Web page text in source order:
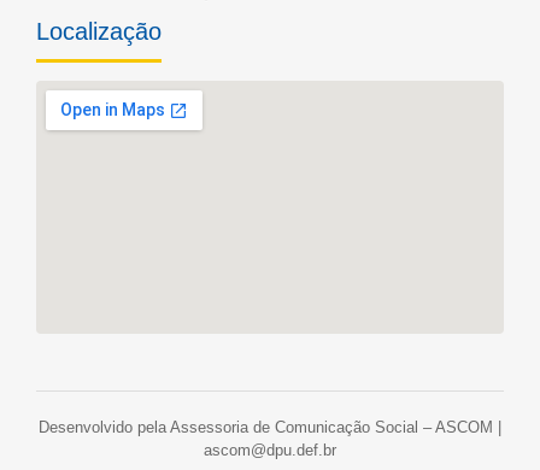
Localização
Desenvolvido pela Assessoria de Comunicação Social – ASCOM |
ascom@dpu.def.br